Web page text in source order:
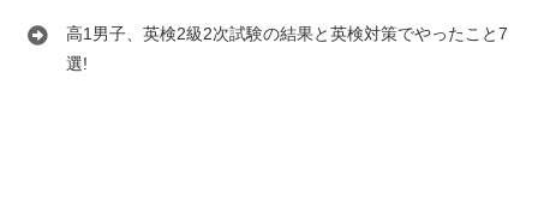
高1男子、英検2級2次試験の結果と英検対策でやったこと7
選!